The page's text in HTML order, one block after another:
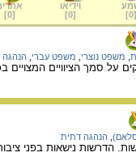
[
0
]
וידיאו
[
0
]
[
0
]
משפט נוצרי משפט עברי
על סמך הציוויים
הנהגה דתית
הדרשות נישאות בפני